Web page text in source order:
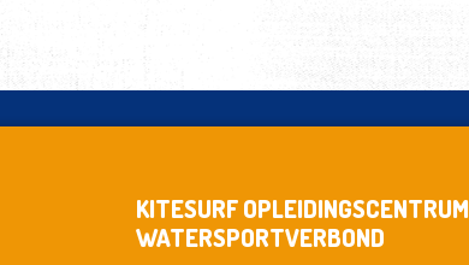
KITESURF OPLEIDINGSCENTRUM
WATERSPORTVERBOND